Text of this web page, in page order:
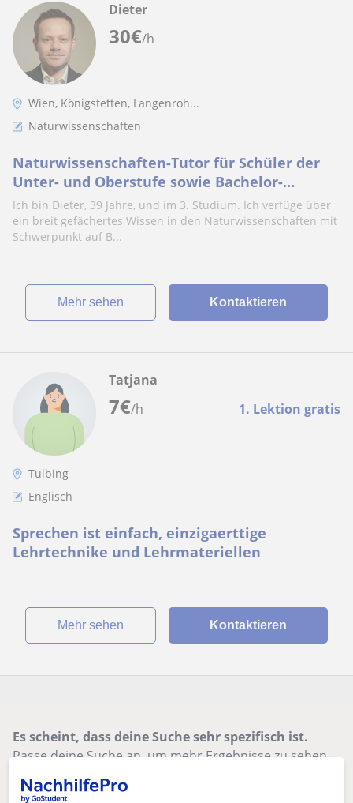
30€/h
Dieter
Wien, Königstetten, Langenroh...
Naturwissenschaften
Naturwissenschaften-Tutor für Schüler der
Unter- und Oberstufe sowie Bachelor-
Studenten.
Ich bin Dieter, 39 Jahre, und im 3. Studium. Ich verfüge über
ein breit gefächertes Wissen in den Naturwissenschaften mit
Schwerpunkt auf B...
Mehr sehen Kontaktieren
7€/h 1. Lektion gratis
Tatjana
Tulbing
Englisch
Sprechen ist einfach, einzigaerttige
Lehrtechnike und Lehrmateriellen
Mehr sehen Kontaktieren
Es scheint, dass deine Suche sehr spezifisch ist.
Passe deine Suche an, um mehr Ergebnisse zu sehen,
oder speichere sie – wir benachrichtigen dich, sobald
neue Lehrkräfte verfügbar sind.